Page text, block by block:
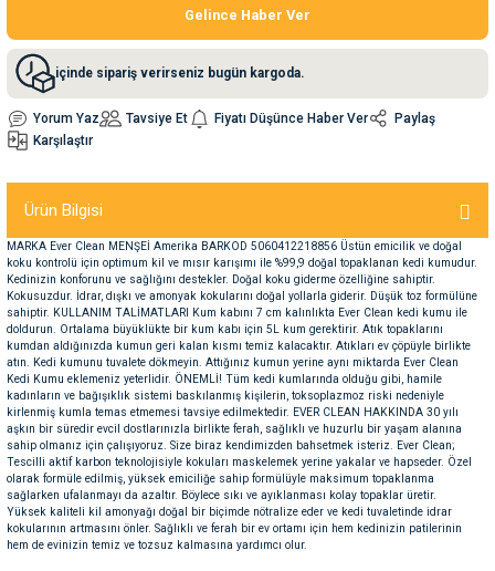
Su Kabları
Kemikleri
Seyahat Ürünleri
Gelince Haber Ver
içinde sipariş verirseniz bugün kargoda.
Yorum Yaz Tavsiye Et Fiyatı Düşünce Haber Ver
Paylaş
Karşılaştır
Ürün Bilgisi
MARKA Ever Clean MENŞEİ Amerika BARKOD 5060412218856 Üstün emicilik ve doğal
koku kontrolü için optimum kil ve mısır karışımı ile %99,9 doğal topaklanan kedi kumudur.
Kedinizin konforunu ve sağlığını destekler. Doğal koku giderme özelliğine sahiptir.
Kokusuzdur. İdrar, dışkı ve amonyak kokularını doğal yollarla giderir. Düşük toz formülüne
sahiptir. KULLANIM TALİMATLARI Kum kabını 7 cm kalınlıkta Ever Clean kedi kumu ile
doldurun. Ortalama büyüklükte bir kum kabı için 5L kum gerektirir. Atık topaklarını
kumdan aldığınızda kumun geri kalan kısmı temiz kalacaktır. Atıkları ev çöpüyle birlikte
atın. Kedi kumunu tuvalete dökmeyin. Attığınız kumun yerine aynı miktarda Ever Clean
Kedi Kumu eklemeniz yeterlidir. ÖNEMLİ! Tüm kedi kumlarında olduğu gibi, hamile
kadınların ve bağışıklık sistemi baskılanmış kişilerin, toksoplazmoz riski nedeniyle
kirlenmiş kumla temas etmemesi tavsiye edilmektedir. EVER CLEAN HAKKINDA 30 yılı
aşkın bir süredir evcil dostlarınızla birlikte ferah, sağlıklı ve huzurlu bir yaşam alanına
sahip olmanız için çalışıyoruz. Size biraz kendimizden bahsetmek isteriz. Ever Clean;
Tescilli aktif karbon teknolojisiyle kokuları maskelemek yerine yakalar ve hapseder. Özel
olarak formüle edilmiş, yüksek emiciliğe sahip formülüyle maksimum topaklanma
sağlarken ufalanmayı da azaltır. Böylece sıkı ve ayıklanması kolay topaklar üretir.
Yüksek kaliteli kil amonyağı doğal bir biçimde nötralize eder ve kedi tuvaletinde idrar
kokularının artmasını önler. Sağlıklı ve ferah bir ev ortamı için hem kedinizin patilerinin
hem de evinizin temiz ve tozsuz kalmasına yardımcı olur.